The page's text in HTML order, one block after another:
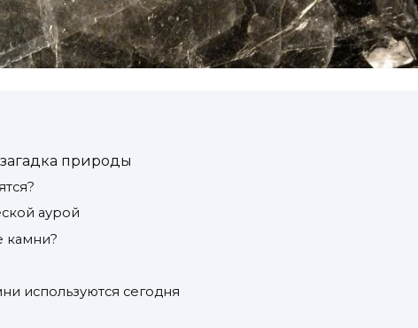
природы
аурой
камни?
используются сегодня